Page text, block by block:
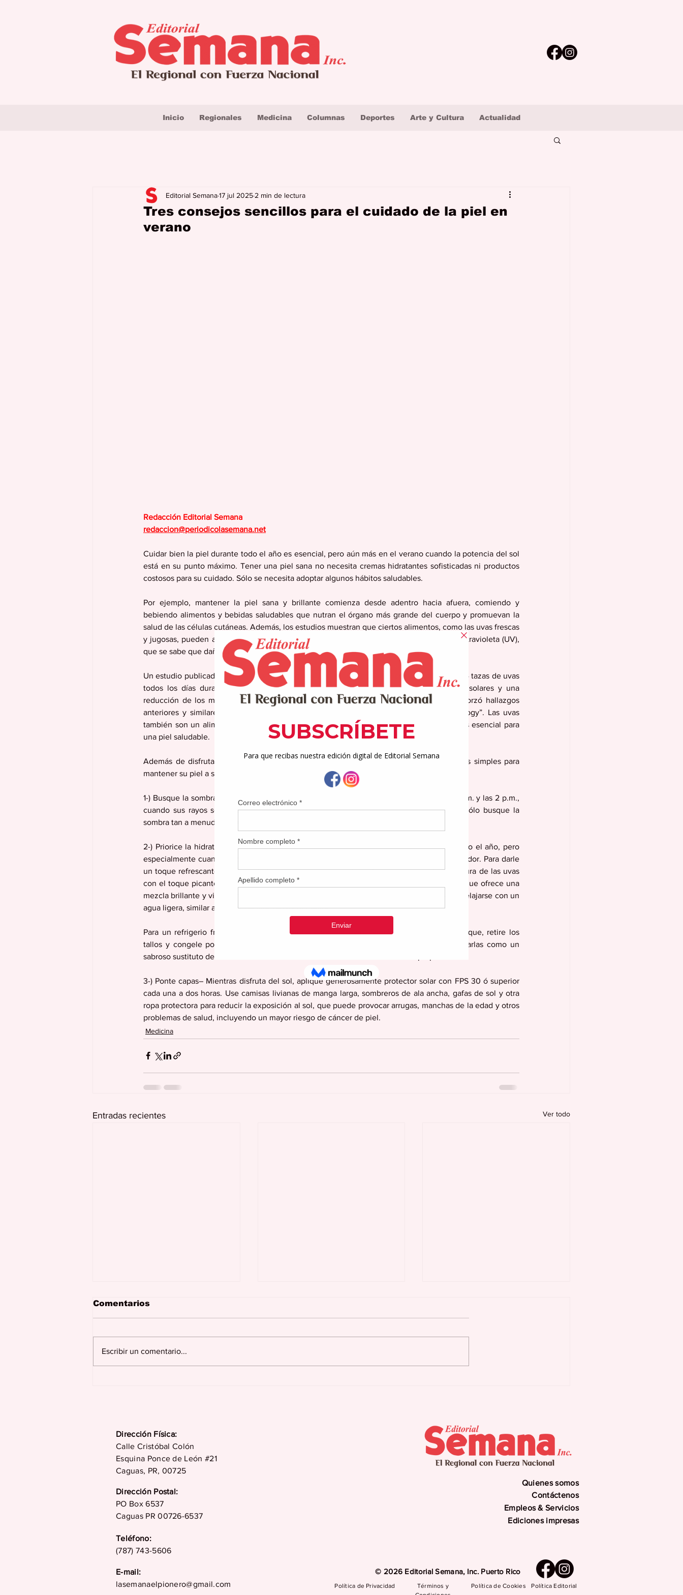
Inicio Regionales Medicina Columnas Deportes Arte y Cultura Actualidad
Tres consejos sencillos para el cuidado de la piel en
verano
Editorial Semana17 jul 2025 2 min de lectura
Redacción Editorial Semana
redaccion@periodicolasemana.net
Cuidar bien la piel durante todo el año es esencial, pero aún más en el verano cuando la potencia del sol
está en su punto máximo. Tener una piel sana no necesita cremas hidratantes sofisticadas ni productos
costosos para su cuidado. Sólo se necesita adoptar algunos hábitos saludables.
Por ejemplo, mantener la piel sana y brillante comienza desde adentro hacia afuera, comiendo y
bebiendo alimentos y bebidas saludables que nutran el órgano más grande del cuerpo y promuevan la
salud de las células cutáneas. Además, los estudios muestran que ciertos alimentos, como las uvas frescas
y jugosas, pueden ayudar a proteger la piel sana incluso cuando está expuesta a la luz ultravioleta (UV),
que se sabe que daña las células de la piel.
Un estudio publicado en la revista “Antioxidants”, en el que las personas consumieron 2 1/4 tazas de uvas
todos los días durante dos semanas, mostró una mayor resistencia a las quemaduras solares y una
reducción de los marcadores de daño por los rayos UV a nivel celular. Este estudio reforzó hallazgos
anteriores y similares publicados en el “Journal of the American Academy of Dermatology”. Las uvas
también son un alimento hidratante con un 82 % de contenido de agua; la hidratación es esencial para
una piel saludable.
Además de disfrutar de uvas frescas y deliciosas de California, considere estas opciones simples para
mantener su piel a salvo de los rayos del sol.
1-) Busque la sombra– La mayoría de los expertos recomiendan evitar el sol entre las 10 a.m. y las 2 p.m.,
cuando sus rayos son más intensos. Eso no significa que no pueda estar al aire libre, sólo busque la
sombra tan a menudo como pueda mientras disfruta del aire cálido del verano.
2-) Priorice la hidratación– Beber agua y mantenerse hidratado es importante durante todo el año, pero
especialmente cuando hace calor donde es más probable que pierda agua a través del sudor. Para darle
un toque refrescante, combine frutas como uva con jengibre y limón, que mezcla la dulzura de las uvas
con el toque picante del jengibre y la acidez del limón o elige la de uva, limón y menta, que ofrece una
mezcla brillante y vigorizante de cítricos y hierbas. Otra opción es entrar en estado zen y relajarse con un
agua ligera, similar a un spa, de uva, pepino y menta.
Para un refrigerio fresco e hidratante, pruebe congelar uvas. Simplemente enjuague, seque, retire los
tallos y congele por dos horas en una sola capa en una bandeja. Incluso puede disfrutarlas como un
sabroso sustituto de los cubitos de hielo en estas sabrosas bebidas fáciles de preparar.
3-) Ponte capas– Mientras disfruta del sol, aplique generosamente protector solar con FPS 30 ó superior
cada una a dos horas. Use camisas livianas de manga larga, sombreros de ala ancha, gafas de sol y otra
ropa protectora para reducir la exposición al sol, que puede provocar arrugas, manchas de la edad y otros
problemas de salud, incluyendo un mayor riesgo de cáncer de piel.
Medicina
Entradas recientes Ver todo
hueso
Comentarios
Escribir un comentario...
Dirección Física:
Calle Cristóbal Colón
Esquina Ponce de León #21
Caguas, PR, 00725
Dirección Postal:
PO Box 6537
Caguas PR 00726-6537
Teléfono:
(787) 743-5606
E-mail:
lasemanaelpionero@gmail.com
Quienes somos
Contáctenos
Empleos & Servicios
Ediciones impresas
© 2026 Editorial Semana, Inc. Puerto Rico
Política de Privacidad
Términos y
Política de Cookies Política Editorial